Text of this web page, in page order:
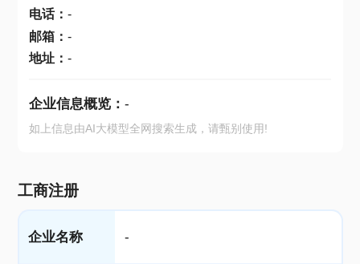
电话： -
邮箱： -
地址： -
企业信息概览： -
如上信息由AI大模型全网搜索生成，请甄别使用!
工商注册
企业名称 -